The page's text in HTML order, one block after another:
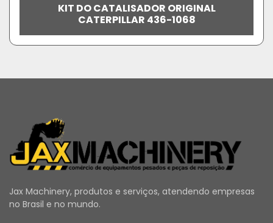
KIT DO CATALISADOR ORIGINAL
CATERPILLAR 436-1068
Jax Machinery, produtos e serviços, atendendo empresas
no Brasil e no mundo.